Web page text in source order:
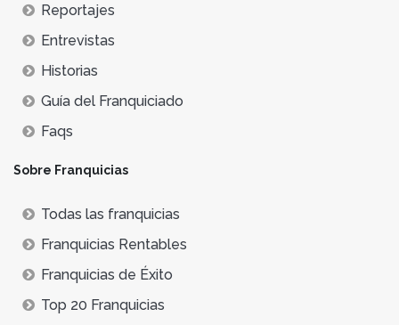
Reportajes
Entrevistas
Historias
Guía del Franquiciado
Faqs
Sobre Franquicias
Todas las franquicias
Franquicias Rentables
Franquicias de Éxito
Top 20 Franquicias